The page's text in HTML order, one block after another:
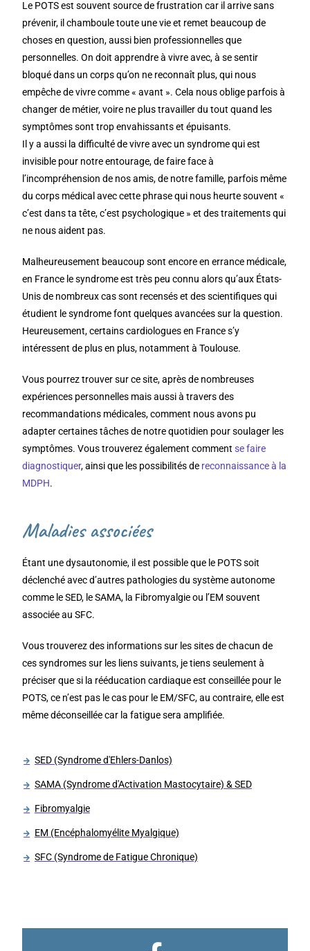
Le POTS est souvent source de frustration car il arrive sans
prévenir, il chamboule toute une vie et remet beaucoup de
choses en question, aussi bien professionnelles que
personnelles. On doit apprendre à vivre avec, à se sentir
bloqué dans un corps qu’on ne reconnaît plus, qui nous
empêche de vivre comme « avant ». Cela nous oblige parfois à
changer de métier, voire ne plus travailler du tout quand les
symptômes sont trop envahissants et épuisants.
Il y a aussi la difficulté de vivre avec un syndrome qui est
invisible pour notre entourage, de faire face à
l’incompréhension de nos amis, de notre famille, parfois même
du corps médical avec cette phrase qui nous heurte souvent «
c’est dans ta tête, c’est psychologique » et des traitements qui
ne nous aident pas.
Malheureusement beaucoup sont encore en errance médicale,
en France le syndrome est très peu connu alors qu’aux États-
Unis de nombreux cas sont recensés et des scientifiques qui
étudient le syndrome font quelques avancées sur la question.
Heureusement, certains cardiologues en France s’y
intéressent de plus en plus, notamment à Toulouse.
Vous pourrez trouver sur ce site, après de nombreuses
expériences personnelles mais aussi à travers des
recommandations médicales, comment nous avons pu
adapter certaines tâches de notre quotidien pour soulager les
symptômes. Vous trouverez également commentse faire
diagnostiquer, ainsi que les possibilités de reconnaissance à la
MDPH.
Maladies associées
Étant une dysautonomie, il est possible que le POTS soit
déclenché avec d’autres pathologies du système autonome
comme le SED, le SAMA, la Fibromyalgie ou l’EM souvent
associée au SFC.
Vous trouverez des informations sur les sites de chacun de
ces syndromes sur les liens suivants, je tiens seulement à
préciser que si la rééducation cardiaque est conseillée pour le
POTS, ce n’est pas le cas pour le EM/SFC, au contraire, elle est
même déconseillée car la fatigue sera amplifiée.
SED (Syndrome d'Ehlers-Danlos)
SAMA (Syndrome d'Activation Mastocytaire) & SED
Fibromyalgie
EM (Encéphalomyélite Myalgique)
SFC (Syndrome de Fatigue Chronique)